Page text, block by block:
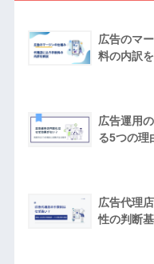
広告のマ
料の内訳
広告運用
る5つの理
広告代理
性の判断